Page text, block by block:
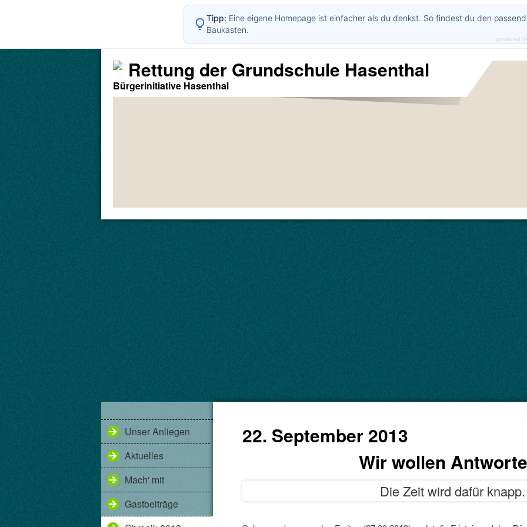
Rettung der Grundschule Hasenthal
Bürgerinitiative Hasenthal
Unser Anliegen
Aktuelles
Mach' mit
Gastbeiträge
22. September 2013
Wir wollen
Die Zeit wird dafür knapp.
Tipp: Eine eigene Homepage ist einfacher als du denkst. So findest du den
Baukasten.
powered